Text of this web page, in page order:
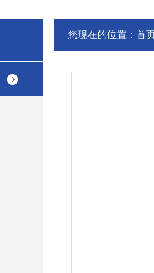
您现在的位置： 首